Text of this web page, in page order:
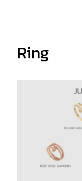
Ring